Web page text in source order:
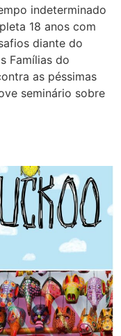
indeterminado
18 anos com
diante do
Famílias do
as péssimas
seminário sobre